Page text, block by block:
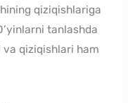
qiziqishlariga
tanlashda
va qiziqishlari ham